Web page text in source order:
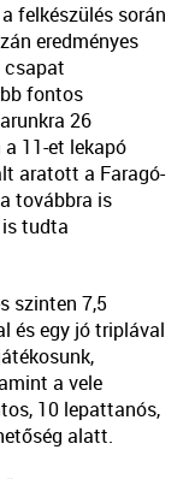
felkészülés során
eredményes
csapat
fontos
26
11-et lekapó
aratott a Faragó-
továbbra is
tudta
szinten 7,5
és egy jó triplával
a vele
10 lepattanós,
alatt.